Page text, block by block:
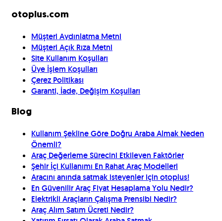
otoplus.com
Müşteri Aydınlatma Metni
Müşteri Açık Rıza Metni
Site Kullanım Koşulları
Üye İşlem Koşulları
Çerez Politikası
Garanti, İade, Değişim Koşulları
Blog
Kullanım Şekline Göre Doğru Araba Almak Neden
Önemli?
Araç Değerleme Sürecini Etkileyen Faktörler
Şehir İçi Kullanımı En Rahat Araç Modelleri
Aracını anında satmak isteyenler için otoplus!
En Güvenilir Araç Fiyat Hesaplama Yolu Nedir?
Elektrikli Araçların Çalışma Prensibi Nedir?
Araç Alım Satım Ücreti Nedir?